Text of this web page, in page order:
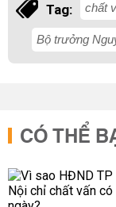
Tag: chất
Bộ trưởng
CÓ THỂ